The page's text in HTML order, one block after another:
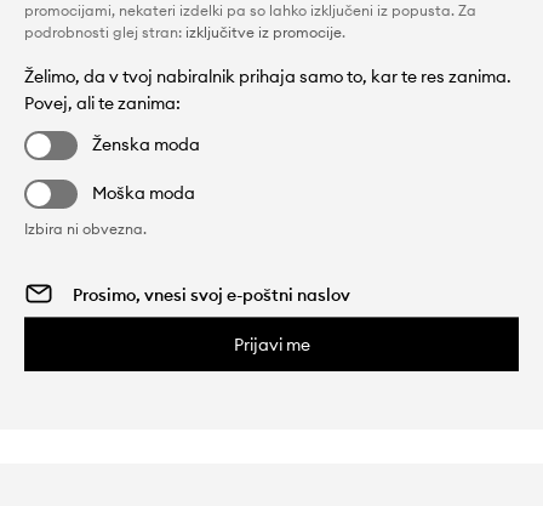
promocijami, nekateri izdelki pa so lahko izključeni iz popusta. Za
podrobnosti glej stran: izključitve iz promocije.
Želimo, da v tvoj nabiralnik prihaja samo to, kar te res zanima.
Povej, ali te zanima:
Ženska moda
Moška moda
Izbira ni obvezna.
Prijavi me